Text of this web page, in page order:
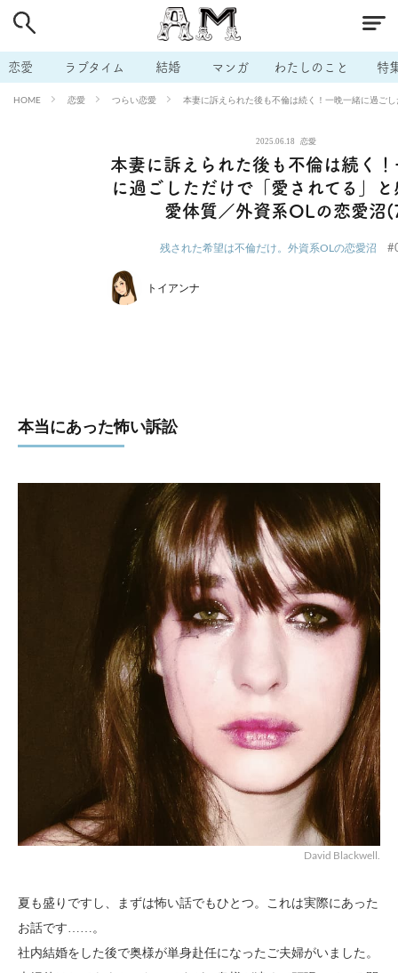
恋愛 ラブタイム 結婚 マンガ わたしのこと 特
HOME 恋愛 つらい恋愛 本妻に訴えられた後も不倫は続く！一晩一緒に過ご
2025.06.18 恋愛
本妻に訴えられた後も不倫は続く
に過ごしただけで「愛されてる」
愛体質／外資系OLの恋愛沼
残された希望は不倫だけ。外資系OLの恋愛沼
トイアンナ
本当にあった怖い訴訟
David Blackwell.
夏も盛りですし、まずは怖い話でもひとつ。これは実際にあった
お話です……。
社内結婚をした後で奥様が単身赴任になったご夫婦がいました。
# 男の本音 # セフレ # 不倫
# 出会う方法 # マッチングアプリ # ラブグッズ # 体の相